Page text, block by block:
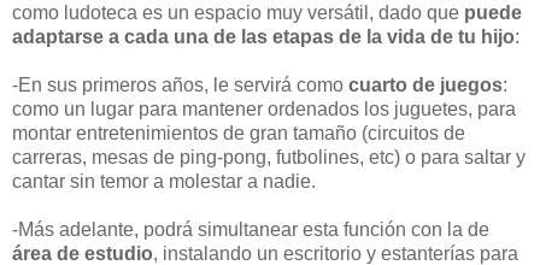
como ludoteca es un espacio muy versátil, dado que puede
adaptarse a cada una de las etapas de la vida de tu hijo:
-En sus primeros años, le servirá como cuarto de juegos:
como un lugar para mantener ordenados los juguetes, para
montar entretenimientos de gran tamaño (circuitos de
carreras, mesas de ping-pong, futbolines, etc) o para saltar y
cantar sin temor a molestar a nadie.
-Más adelante, podrá simultanear esta función con la de
área de estudio, instalando un escritorio y estanterías para